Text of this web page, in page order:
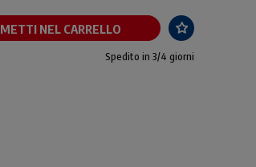
METTI NEL CARRELLO
Spedito in 3/4 giorni